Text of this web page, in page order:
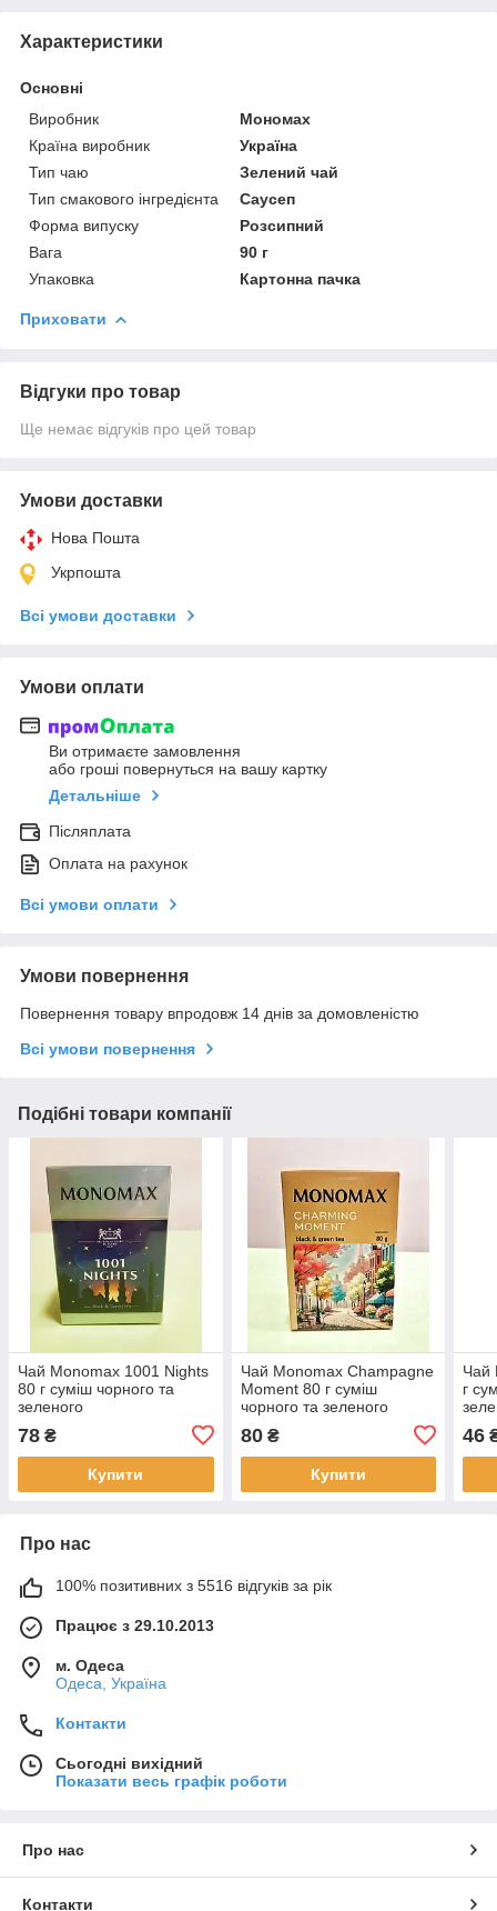
Характеристики
Основні
Виробник
Мономах
Країна виробник
Україна
Тип чаю
Зелений чай
Тип смакового інгредієнта
Саусеп
Форма випуску
Розсипний
Вага
90 г
Упаковка
Картонна пачка
Приховати
Відгуки про товар
Ще немає відгуків про цей товар
Умови доставки
Нова Пошта
Укрпошта
Всі умови доставки
Умови оплати
Ви отримаєте замовлення
або гроші повернуться на вашу картку
Детальніше
Післяплата
Оплата на рахунок
Всі умови оплати
Умови повернення
Повернення товару впродовж 14 днів за домовленістю
Всі умови повернення
Подібні товари компанії
Чай Monomax 1001 Nights
80 г суміш чорного та
зеленого
78 ₴
Купити
Чай Monomax Champagne
Moment 80 г суміш
чорного та зеленого
80₴
Купити
Чай
г
46
Про нас
100% позитивних з 5516 відгуків за рік
Працює з 29.10.2013
м. Одеса
Одеса, Україна
Контакти
Сьогодні вихідний
Показати весь графік роботи
Про нас
Контакти